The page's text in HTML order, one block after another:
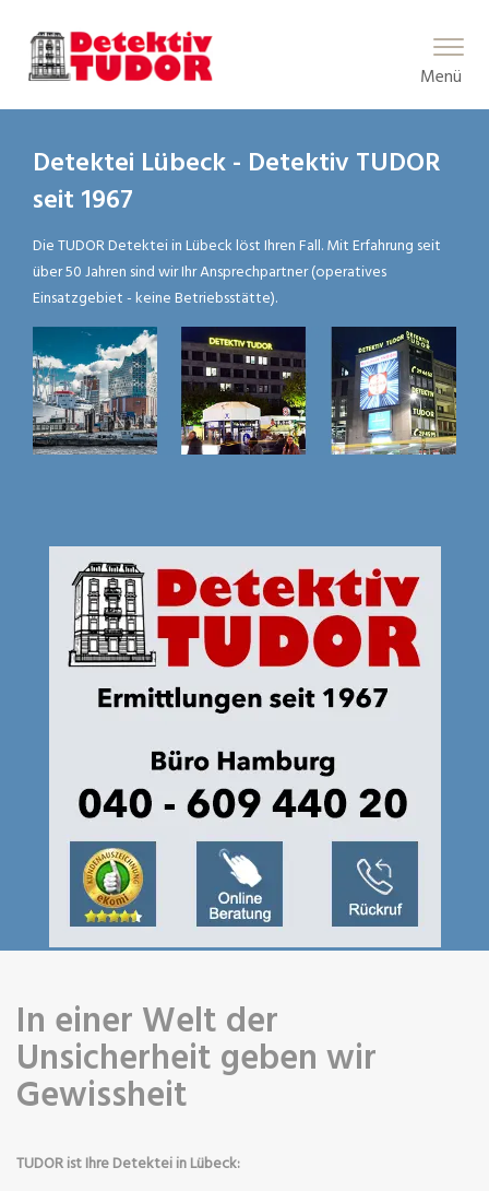
Main Menu
Menü
Detektei Lübeck - Detektiv TUDOR
seit 1967
Die TUDOR Detektei in Lübeck löst Ihren Fall. Mit Erfahrung seit
über 50 Jahren sind wir Ihr Ansprechpartner (operatives
Einsatzgebiet - keine Betriebsstätte).
In einer Welt der
Unsicherheit geben wir
Gewissheit
TUDOR ist Ihre Detektei in Lübeck: